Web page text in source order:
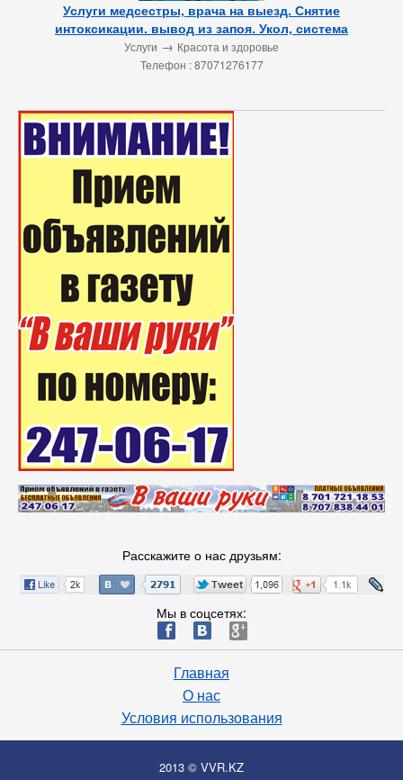
Услуги медсестры, врача на выезд. Снятие
интоксикации. вывод из запоя. Укол, система
Услуги → Красота и здоровье
Телефон : 87071276177
Расскажите о нас друзьям:
Мы в соцсетях:
ä æ è
Главная
О нас
Условия использования
2013 © VVR.KZ